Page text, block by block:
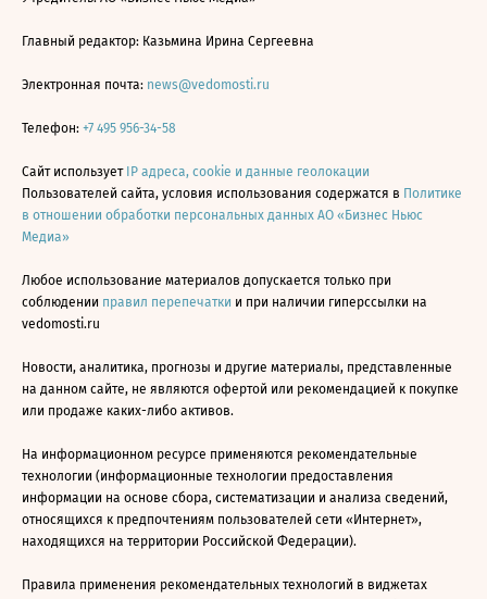
Главный редактор: Казьмина Ирина Сергеевна
Электронная почта: news@vedomosti.ru
Телефон: +7 495 956-34-58
Сайт использует IP адреса, cookie и данные геолокации
Пользователей сайта, условия использования содержатся в Политике
в отношении обработки персональных данных АО «Бизнес Ньюс
Медиа»
Любое использование материалов допускается только при
соблюдении правил перепечатки и при наличии гиперссылки на
vedomosti.ru
Новости, аналитика, прогнозы и другие материалы, представленные
на данном сайте, не являются офертой или рекомендацией к покупке
или продаже каких-либо активов.
На информационном ресурсе применяются рекомендательные
технологии (информационные технологии предоставления
информации на основе сбора, систематизации и анализа сведений,
относящихся к предпочтениям пользователей сети «Интернет»,
находящихся на территории Российской Федерации).
Правила применения рекомендательных технологий в виджетах